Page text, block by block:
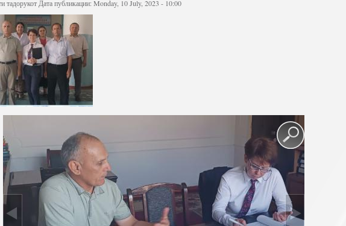
Структура
тадорукот Дата публикации: Monday, 10 July, 2023 - 10:00